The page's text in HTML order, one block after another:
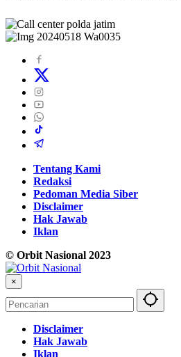
Tentang Kami
Redaksi
Pedoman Media Siber
Disclaimer
Hak Jawab
Iklan
© Orbit Nasional 2023
×
Disclaimer
Hak Jawab
Iklan